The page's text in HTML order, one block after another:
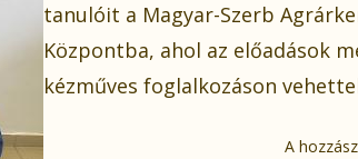
tanulóit a Magyar-Szerb
Központba, ahol az előadások
kézműves foglalkozáson
A